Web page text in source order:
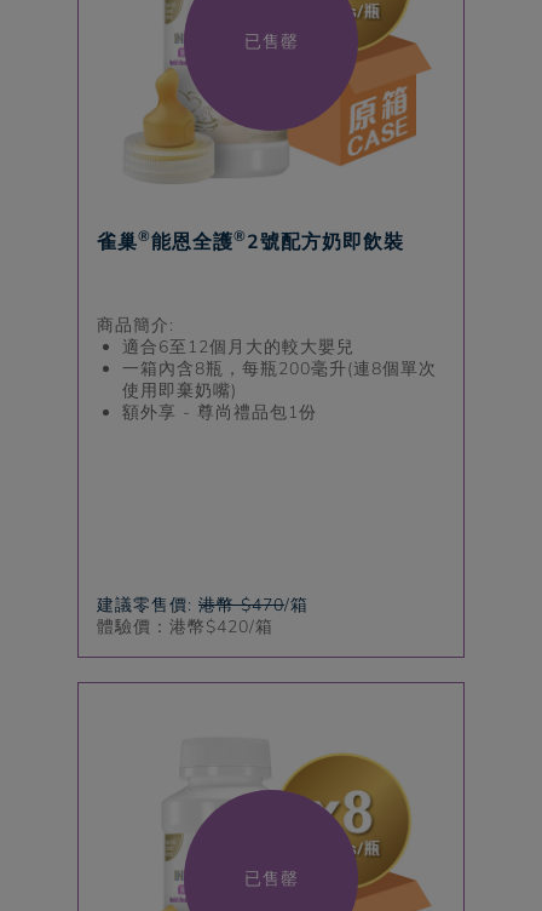
已售罄
雀巢®能恩全護®2號配方奶即飲裝
商品簡介:
適合6至12個月大的較大嬰兒
一箱內含8瓶，每瓶200毫升(連8個單次
使用即棄奶嘴)
額外享 - 尊尚禮品包1份
建議零售價: 港幣 $470/箱
體驗價：港幣$420/箱
已售罄